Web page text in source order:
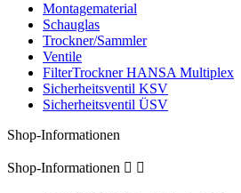
Montagematerial
Schauglas
Trockner/Sammler
Ventile
FilterTrockner HANSA Multiplex
Sicherheitsventil KSV
Sicherheitsventil ÜSV
Shop-Informationen
Shop-Informationen  